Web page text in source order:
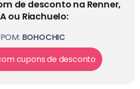
de desconto na Renner,
ou Riachuelo:
BOHOCHIC
cupons de desconto